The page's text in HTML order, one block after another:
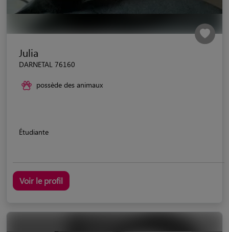
Julia
DARNETAL 76160
possède des animaux
Étudiante
Voir le profil